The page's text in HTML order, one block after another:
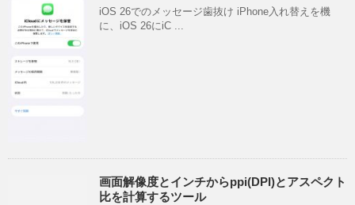
iOS 26でのメッセージ歯抜け iPhone入れ替えを機
に、iOS 26にiC ...
画面解像度とインチからppi(DPI)とアスペクト
比を計算するツール